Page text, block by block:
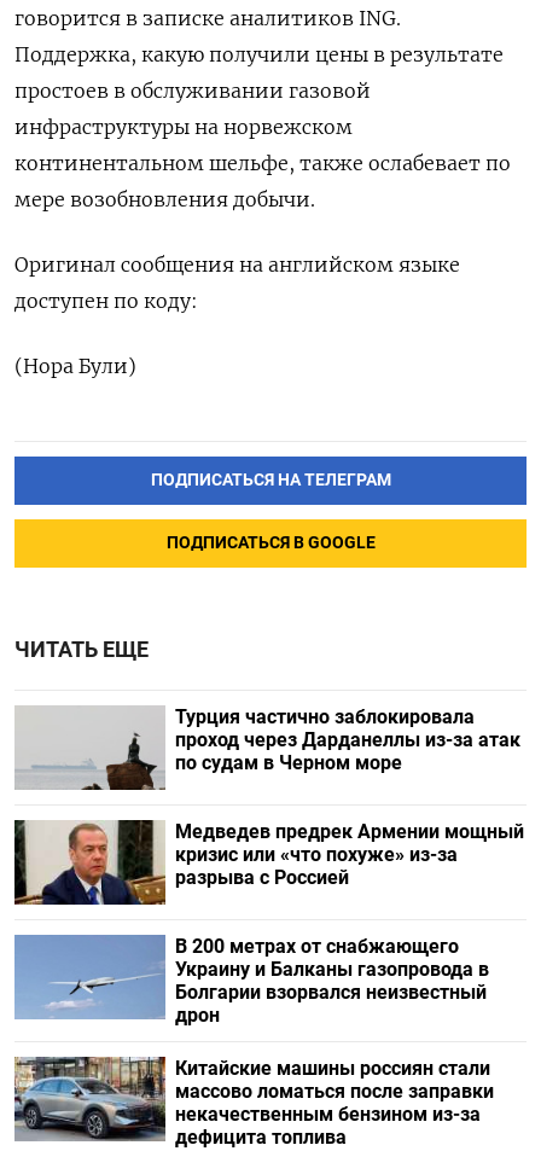
говорится в записке аналитиков ING.
Поддержка, какую получили цены в результате
простоев в обслуживании газовой
инфраструктуры на норвежском
континентальном шельфе, также ослабевает по
мере возобновления добычи.
Оригинал сообщения на английском языке
доступен по коду:
(Нора Були)
ПОДПИСАТЬСЯ НА ТЕЛЕГРАМ
ПОДПИСАТЬСЯ В GOOGLE
ЧИТАТЬ ЕЩЕ
Турция частично заблокировала
проход через Дарданеллы из-за атак
по судам в Черном море
Медведев предрек Армении мощный
кризис или «что похуже» из-за
разрыва с Россией
В 200 метрах от снабжающего
Украину и Балканы газопровода в
Болгарии взорвался неизвестный
дрон
Китайские машины россиян стали
массово ломаться после заправки
некачественным бензином из-за
дефицита топлива